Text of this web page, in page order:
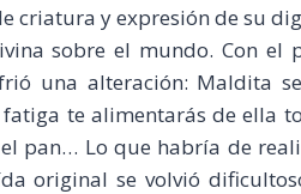
criatura y expresión de su
sobre el mundo. Con el
una alteración: Maldita
te alimentarás de ella
pan… Lo que habría de
original se volvió